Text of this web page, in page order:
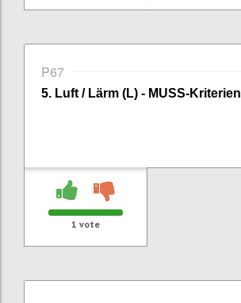
P67
5. Luft / Lärm (L) - MUSS-Kriterien
1 vote